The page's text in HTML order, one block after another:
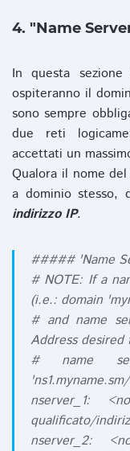
4. "Name
In questa
ospiteranno il
sono sempre
due reti
accettati un
Qualora il nome del
a dominio stesso,
indirizzo IP.
##### 'Name
# NOTE: If a
(i.e.: domain
# and name
Address
# name
nserver_1:
qualificato/
nserver_2: